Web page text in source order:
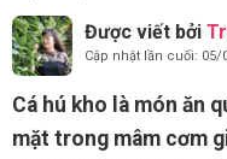
Được viết bởi
Cập nhật lần cuối: 05/
Cá hú kho là món ăn
mặt trong mâm cơm